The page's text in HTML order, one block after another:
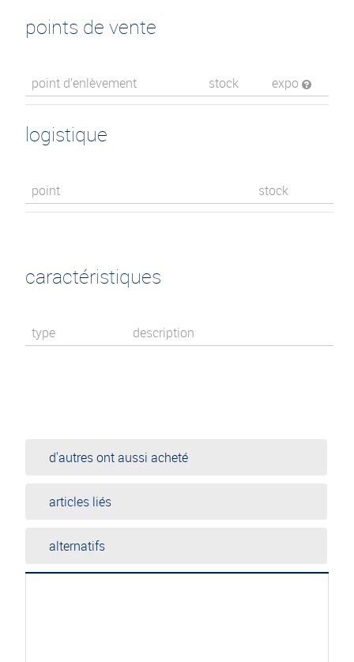
points de vente
point d’enlèvement stock expo
logistique
point stock
caractéristiques
type description
d'autres ont aussi acheté
articles liés
alternatifs